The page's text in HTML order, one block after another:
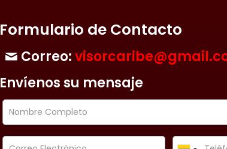
Formulario de Contacto
Correo:
Envíenos su mensaje